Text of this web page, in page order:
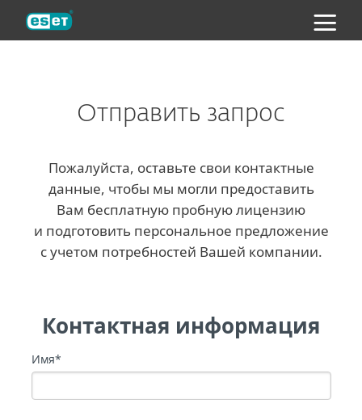
Отправить запрос
Пожалуйста, оставьте свои контактные
данные, чтобы мы могли предоставить
Вам бесплатную пробную лицензию
и подготовить персональное предложение
с учетом потребностей Вашей компании.
ESET